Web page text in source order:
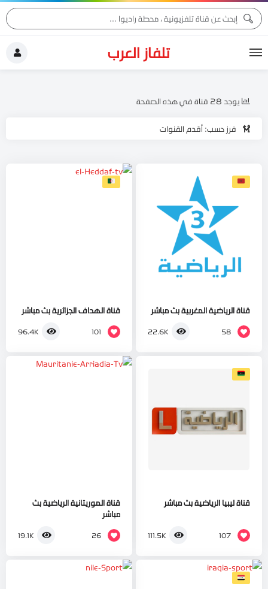
تلفاز العرب
فرز حسب: أقدم القنوات
يوجد 28 قناة في هذه الصفحة
قناة الرياضية المغربية بث مباشر
58
22.6K
قناة الهداف الجزائرية بث مباشر
101
96.4K
قناة ليبيا الرياضية بث مباشر
107
111.5K
قناة الموريتانية الرياضية بث
مباشر
26
19.1K